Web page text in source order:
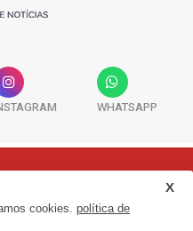
WHATSAPP
| Florianópolis-SC | CEP:
090 cookies. política de